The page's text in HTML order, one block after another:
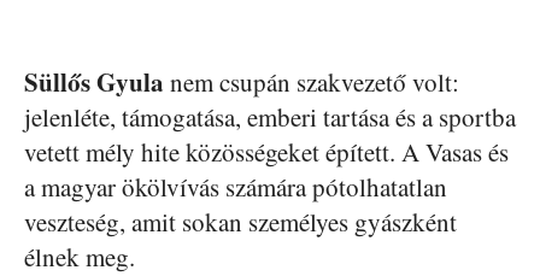
Süllős Gyula nem csupán szakvezető volt:
jelenléte, támogatása, emberi tartása és a sportba
vetett mély hite közösségeket épített. A Vasas és
a magyar ökölvívás számára pótolhatatlan
veszteség, amit sokan személyes gyászként
élnek meg.